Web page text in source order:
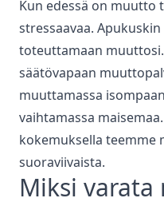
Kun edessä on muutto
stressaavaa.
toteuttamaan
säätövapaan
muuttamassa
vaihtamassa
kokemuksella teemme
suoraviivaista.
Miksi varata